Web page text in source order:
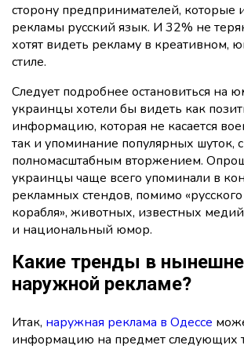
сторону предпринимателей, которые
рекламы русский язык. И 32% не
хотят видеть рекламу в креативном,
стиле.
Следует подробнее остановиться на
украинцы хотели бы видеть как
информацию, которая не касается
так и упоминание популярных шуток,
полномасштабным вторжением.
украинцы чаще всего упоминали в
рекламных стендов, помимо
корабля», животных, известных
и национальный юмор.
Какие тренды в
наружной рекламе?
Итак, наружная реклама в Одессе
информацию на предмет следующих